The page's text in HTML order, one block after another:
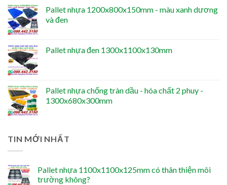
Pallet nhựa 1200x800x150mm - màu xanh dương
và đen
Pallet nhựa đen 1300x1100x130mm
Pallet nhựa chống tràn dầu - hóa chất 2 phuy -
1300x680x300mm
TIN MỚI NHẤT
Pallet nhựa 1100x1100x125mm có thân thiện môi
trường không?